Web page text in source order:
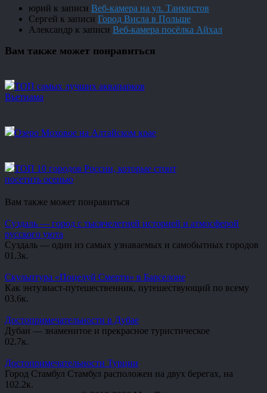
юрий к записи Веб-камера на ул. Танкистов
Сергей к записи Город Висла в Польше
Александр к записи Веб-камера посёлка Айхал
Вам также может понравиться
ТОП самых лучших аквапарков
Вьетнама
Озеро Моховое на Алтайском крае
ТОП 10 городов России, которые стоит
посетить осенью
Вам также может понравиться
Суздаль — город с тысячелетней историей и атмосферой
русского уюта
Суздаль — один из самых узнаваемых и самобытных городов
01.3к.
Скульптура «Поцелуй Смерти» в Барселоне
Как энтузиаст-путешественник, путешествующий по всему
03.6к.
Достопримечательности в Дубае
Дубаи — знаменитое и прекрасное туристическое
02.7к.
Достопримечательности Турции
Город Стамбул Стамбул расположен на двух берегах, на
102.2к.